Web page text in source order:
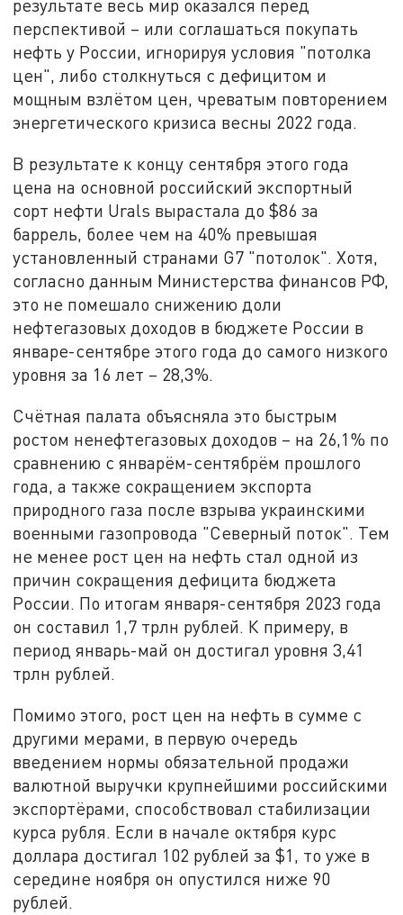
результате весь мир оказался перед
перспективой – или соглашаться покупать
нефть у России, игнорируя условия "потолка
цен", либо столкнуться с дефицитом и
мощным взлётом цен, чреватым повторением
энергетического кризиса весны 2022 года.
В результате к концу сентября этого года
цена на основной российский экспортный
сорт нефти Urals вырастала до $86 за
баррель, более чем на 40% превышая
установленный странами G7 "потолок". Хотя,
согласно данным Министерства финансов РФ,
это не помешало снижению доли
нефтегазовых доходов в бюджете России в
январе-сентябре этого года до самого низкого
уровня за 16 лет – 28,3%.
Счётная палата объясняла это быстрым
ростом ненефтегазовых доходов – на 26,1% по
сравнению с январём-сентябрём прошлого
года, а также сокращением экспорта
природного газа после взрыва украинскими
военными газопровода "Северный поток". Тем
не менее рост цен на нефть стал одной из
причин сокращения дефицита бюджета
России. По итогам января-сентября 2023 года
он составил 1,7 трлн рублей. К примеру, в
период январь-май он достигал уровня 3,41
трлн рублей.
Помимо этого, рост цен на нефть в сумме с
другими мерами, в первую очередь
введением нормы обязательной продажи
валютной выручки крупнейшими российскими
экспортёрами, способствовал стабилизации
курса рубля. Если в начале октября курс
доллара достигал 102 рублей за $1, то уже в
середине ноября он опустился ниже 90
рублей.